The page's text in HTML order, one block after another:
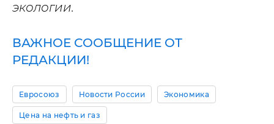
экологии.
ВАЖНОЕ СООБЩЕНИЕ ОТ
РЕДАКЦИИ!
Евросоюз Новости России Экономика
Цена на нефть и газ